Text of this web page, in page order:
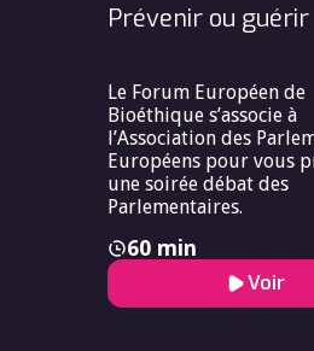
Prévenir ou guérir
Le Forum Européen de
Bioéthique s’associe à
l’Association des
Européens pour vous
une soirée débat des
Parlementaires.
60 min
Voir